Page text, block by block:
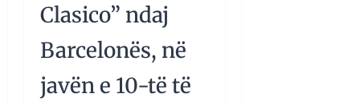
Clasico” ndaj
Barcelonës, në
javën e 10-të të